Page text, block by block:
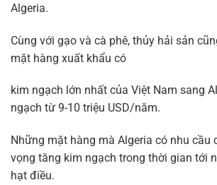
Algeria.
Cùng với gạo và cà phê, thủy hải sản
mặt hàng xuất khẩu có
kim ngạch lớn nhất của Việt Nam sang
ngạch từ 9-10 triệu USD/năm.
Những mặt hàng mà Algeria có nhu cầu
vọng tăng kim ngạch trong thời gian tới
hạt điều.